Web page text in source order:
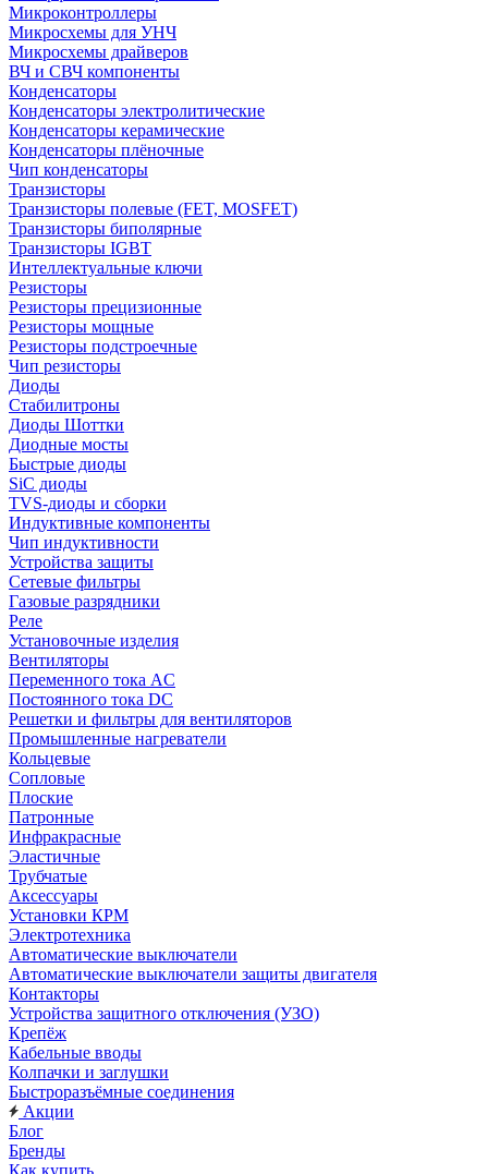
Микроконтроллеры
Микросхемы для УНЧ
Микросхемы драйверов
ВЧ и СВЧ компоненты
Конденсаторы
Конденсаторы электролитические
Конденсаторы керамические
Конденсаторы плёночные
Чип конденсаторы
Транзисторы
Транзисторы полевые (FET, MOSFET)
Транзисторы биполярные
Транзисторы IGBT
Интеллектуальные ключи
Резисторы
Резисторы прецизионные
Резисторы мощные
Резисторы подстроечные
Чип резисторы
Диоды
Стабилитроны
Диоды Шоттки
Диодные мосты
Быстрые диоды
SiC диоды
TVS-диоды и сборки
Индуктивные компоненты
Чип индуктивности
Устройства защиты
Сетевые фильтры
Газовые разрядники
Реле
Установочные изделия
Вентиляторы
Переменного тока AC
Постоянного тока DC
Решетки и фильтры для вентиляторов
Промышленные нагреватели
Кольцевые
Сопловые
Плоские
Патронные
Инфракрасные
Эластичные
Трубчатые
Аксессуары
Установки КРМ
Электротехника
Автоматические выключатели
Автоматические выключатели защиты двигателя
Контакторы
Устройства защитного отключения (УЗО)
Крепёж
Кабельные вводы
Колпачки и заглушки
Быстроразъёмные соединения
Акции
Блог
Бренды
Как купить